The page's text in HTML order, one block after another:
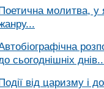
молитва, у
сьогоднішніх
від царизму і